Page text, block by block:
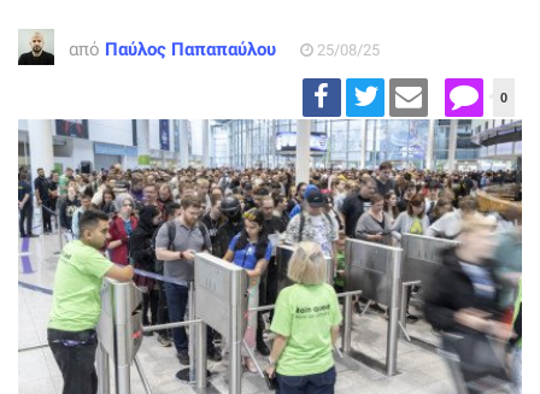
από Παύλος Παπαπαύλου 25/08/25
0